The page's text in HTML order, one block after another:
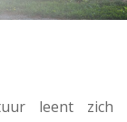
leent zich